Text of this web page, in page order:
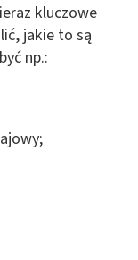
kluczowe
jakie to są
np.: